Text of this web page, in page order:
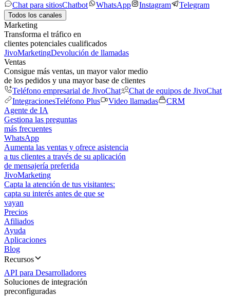
Chat para sitiosChatbot WhatsApp Instagram Telegram
Todos los canales
Marketing
Transforma el tráfico en
clientes potenciales cualificados
JivoMarketingDevolución de llamadas
Ventas
Consigue más ventas, un mayor valor medio
de los pedidos y una mayor base de clientes
Teléfono empresarial de JivoChat
Chat de equipos de JivoChat
IntegracionesTeléfono Plus Video llamadas
CRM
Agente de IA
Gestiona las preguntas
más frecuentes
WhatsApp
Aumenta las ventas y ofrece asistencia
a tus clientes a través de su aplicación
de mensajería preferida
JivoMarketing
Capta la atención de tus visitantes:
capta su interés antes de que se
vayan
Precios
Afiliados
Ayuda
Aplicaciones
Blog
Recursos
API para Desarrolladores
Soluciones de integración
preconfiguradas